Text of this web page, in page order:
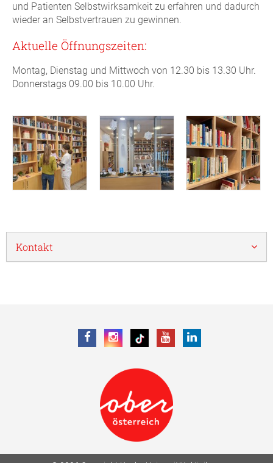
und Patienten Selbstwirksamkeit zu erfahren und dadurch
wieder an Selbstvertrauen zu gewinnen.
Aktuelle Öffnungszeiten:
Montag, Dienstag und Mittwoch von 12.30 bis 13.30 Uhr.
Donnerstags 09.00 bis 10.00 Uhr.
Kontakt